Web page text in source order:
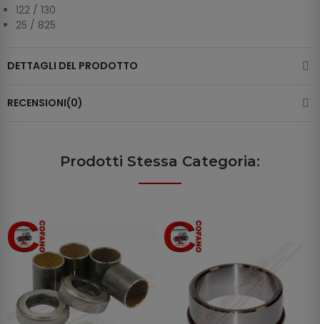
122 / 130
25 / 825
DETTAGLI DEL PRODOTTO
RECENSIONI(0)
Prodotti Stessa Categoria: